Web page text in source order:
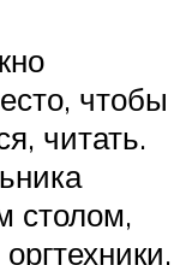
чтобы
читать.
столом,